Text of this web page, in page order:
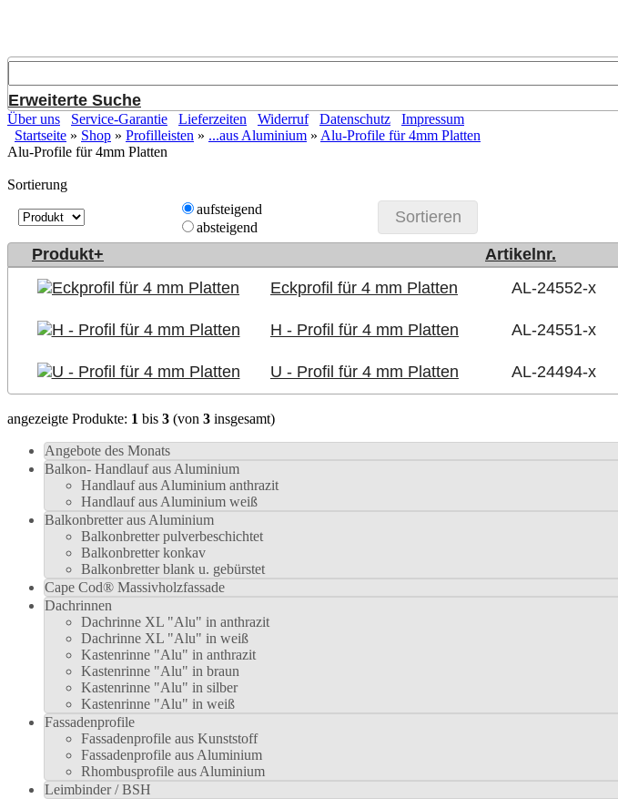
Erweiterte Suche
Über uns Service-Garantie Lieferzeiten Widerruf Datenschutz
Impressum
Startseite » Shop » Profilleisten » ...aus Aluminium » Alu-Profile für 4mm Platten
Alu-Profile für 4mm Platten
Sortierung
aufsteigend
absteigend
Sortieren
Produkt+ Artikelnr.
Eckprofil für 4 mm Platten
AL-24552-x
H - Profil für 4 mm Platten AL-24551-x
U - Profil für 4 mm Platten AL-24494-x
angezeigte Produkte: 1 bis 3 (von 3 insgesamt)
Angebote des Monats
Balkon- Handlauf aus Aluminium
Handlauf aus Aluminium anthrazit
Handlauf aus Aluminium weiß
Balkonbretter aus Aluminium
Balkonbretter pulverbeschichtet
Balkonbretter konkav
Balkonbretter blank u. gebürstet
Cape Cod® Massivholzfassade
Dachrinnen
Dachrinne XL "Alu" in anthrazit
Dachrinne XL "Alu" in weiß
Kastenrinne "Alu" in anthrazit
Kastenrinne "Alu" in braun
Kastenrinne "Alu" in silber
Kastenrinne "Alu" in weiß
Fassadenprofile
Fassadenprofile aus Kunststoff
Fassadenprofile aus Aluminium
Rhombusprofile aus Aluminium
Leimbinder / BSH